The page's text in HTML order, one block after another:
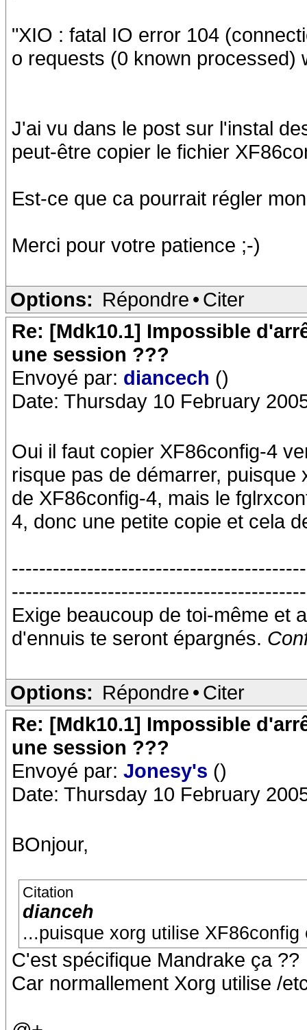
"XIO : fatal IO error 104
o requests (0 known processed)
J'ai vu dans le post sur l'instal
peut-être copier le fichier
Est-ce que ca pourrait régler
Merci pour votre patience ;-)
Options: Répondre • Citer
Re: [Mdk10.1] Impossible
une session ???
Envoyé par: diancech ()
Date: Thursday 10 February
Oui il faut copier XF86config-4
risque pas de démarrer,
de XF86config-4, mais le
4, donc une petite copie et cela
Exige beaucoup de toi-même et
d'ennuis te seront épargnés.
Options: Répondre • Citer
Re: [Mdk10.1] Impossible
une session ???
Envoyé par: Jonesy's ()
Date: Thursday 10 February
BOnjour,
Citation
dianceh
...puisque xorg utilise
C'est spécifique Mandrake ça ??
Car normallement Xorg utilise /